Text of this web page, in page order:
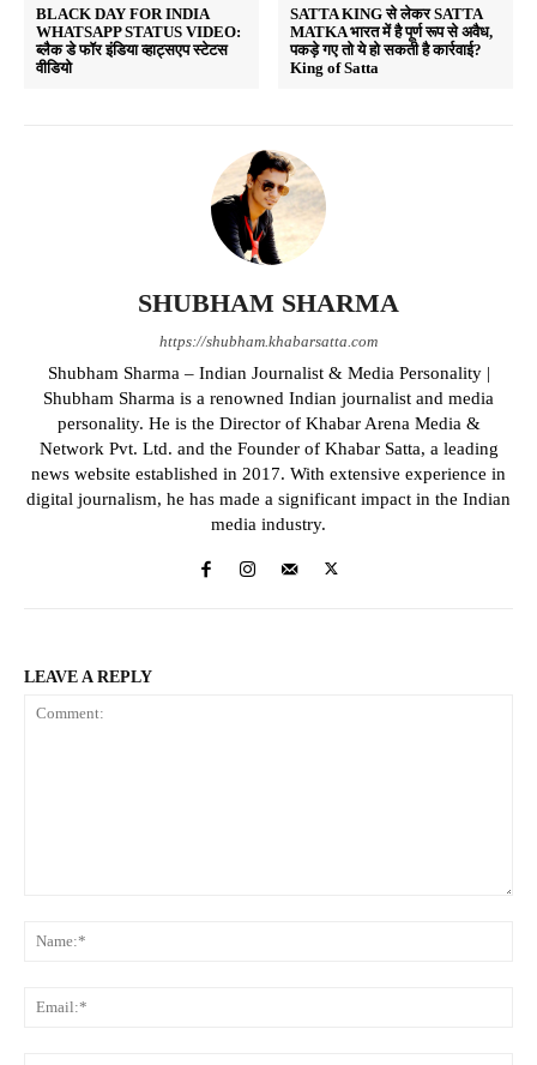
BLACK DAY FOR INDIA
WHATSAPP STATUS VIDEO:
ब्लैक डे फॉर इंडिया व्हाट्सएप स्टेटस
वीडियो
SATTA KING से लेकर SATTA
MATKA भारत में है पूर्ण रूप से अवैध,
पकड़े गए तो ये हो सकती है कार्रवाई?
King of Satta
SHUBHAM SHARMA
https://shubham.khabarsatta.com
Shubham Sharma – Indian Journalist & Media Personality |
Shubham Sharma is a renowned Indian journalist and media
personality. He is the Director of Khabar Arena Media &
Network Pvt. Ltd. and the Founder of Khabar Satta, a leading
news website established in 2017. With extensive experience in
digital journalism, he has made a significant impact in the Indian
media industry.
LEAVE A REPLY